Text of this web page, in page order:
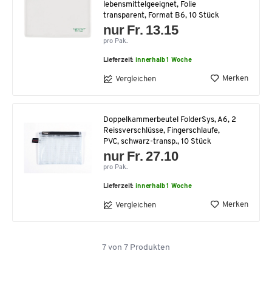
lebensmittelgeeignet, Folie
transparent, Format B6, 10 Stück
nur Fr. 13.15
pro Pak.
Lieferzeit:innerhalb 1 Woche
Vergleichen Merken
Doppelkammerbeutel FolderSys, A6, 2
Reissverschlüsse, Fingerschlaufe,
PVC, schwarz-transp., 10 Stück
nur Fr. 27.10
pro Pak.
Lieferzeit:innerhalb 1 Woche
Vergleichen Merken
7 von 7 Produkten